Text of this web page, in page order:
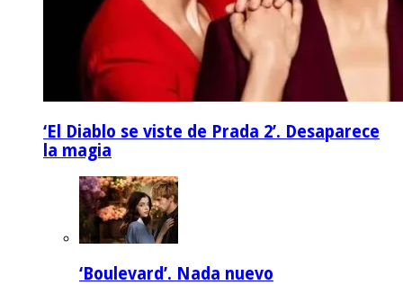
‘El Diablo se viste de Prada 2’. Desaparece
la magia
‘Boulevard’. Nada nuevo